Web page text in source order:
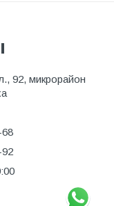
92, микрорайон